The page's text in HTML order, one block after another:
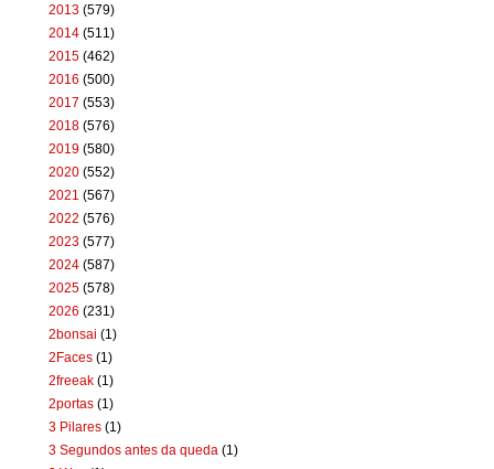
2013 (579)
2014 (511)
2015 (462)
2016 (500)
2017 (553)
2018 (576)
2019 (580)
2020 (552)
2021 (567)
2022 (576)
2023 (577)
2024 (587)
2025 (578)
2026 (231)
2bonsai (1)
2Faces (1)
2freeak (1)
2portas (1)
3 Pilares (1)
3 Segundos antes da queda (1)